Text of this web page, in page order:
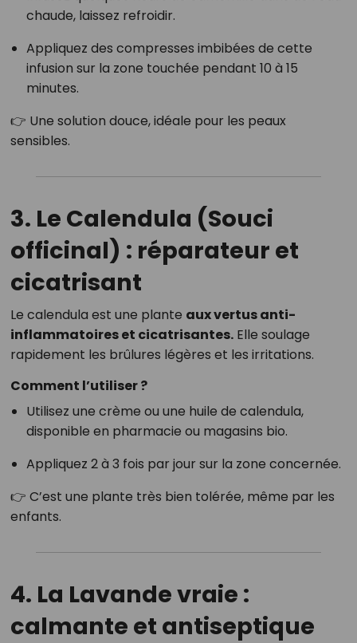
chaude, laissez refroidir.
Appliquez des compresses imbibées de cette
infusion sur la zone touchée pendant 10 à 15
minutes.
👉 Une solution douce, idéale pour les peaux
sensibles.
3. Le Calendula (Souci
officinal) : réparateur et
cicatrisant
Le calendula est une plante aux vertus anti-
inflammatoires et cicatrisantes.Elle soulage
rapidement les brûlures légères et les irritations.
Comment l’utiliser ?
Utilisez une crème ou une huile de calendula,
disponible en pharmacie ou magasins bio.
Appliquez 2 à 3 fois par jour sur la zone concernée.
👉 C’est une plante très bien tolérée, même par les
enfants.
4. La Lavande vraie :
calmante et antiseptique